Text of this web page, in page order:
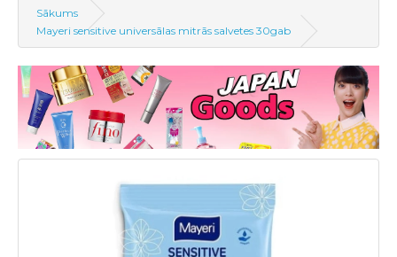
Sākums
Mayeri sensitive universālas mitrās salvetes 30gab